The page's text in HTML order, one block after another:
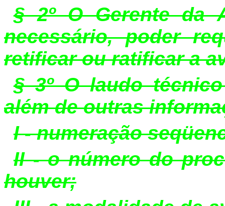
§ 2º O Gerente da
necessário, poder
retificar ou ratificar a
§ 3º O laudo
além de outras
I - numeração
II - o número do
houver;